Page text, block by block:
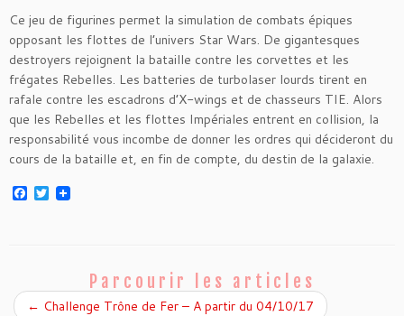
Ce jeu de figurines permet la simulation de combats épiques
opposant les flottes de l’univers Star Wars. De gigantesques
destroyers rejoignent la bataille contre les corvettes et les
frégates Rebelles. Les batteries de turbolaser lourds tirent en
rafale contre les escadrons d’X-wings et de chasseurs TIE. Alors
que les Rebelles et les flottes Impériales entrent en collision, la
responsabilité vous incombe de donner les ordres qui décideront du
cours de la bataille et, en fin de compte, du destin de la galaxie.
F
k
T
w
Parcourir les articles
← Challenge Trône de Fer – A partir du 04/10/17